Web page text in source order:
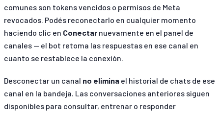
comunes son tokens vencidos o permisos de Meta
revocados. Podés reconectarlo en cualquier momento
haciendo clic en Conectar nuevamente en el panel de
canales — el bot retoma las respuestas en ese canal en
cuanto se restablece la conexión.
Desconectar un canal no elimina el historial de chats de ese
canal en la bandeja. Las conversaciones anteriores siguen
disponibles para consultar, entrenar o responder